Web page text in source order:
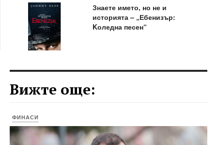
Знаете името, но не и
историята – „Ебенизър:
Kоледна песен“
Вижте още:
ФИНАСИ